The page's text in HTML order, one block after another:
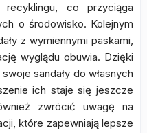
recyklingu, co przyciąga
o środowisko. Kolejnym
z wymiennymi paskami,
wyglądu obuwia. Dzięki
sandały do własnych
ich staje się jeszcze
zwrócić uwagę na
które zapewniają lepsze